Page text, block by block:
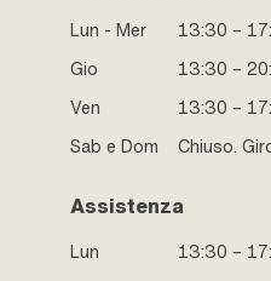
Lun - Mer
13:30 –
Gio
13:30 –
Ven
13:30 –
Sab e Dom
Chiuso.
Assistenza
Lun
13:30 –